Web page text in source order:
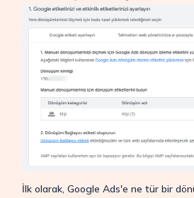
İlk olarak, Google Ads'e ne tür bir